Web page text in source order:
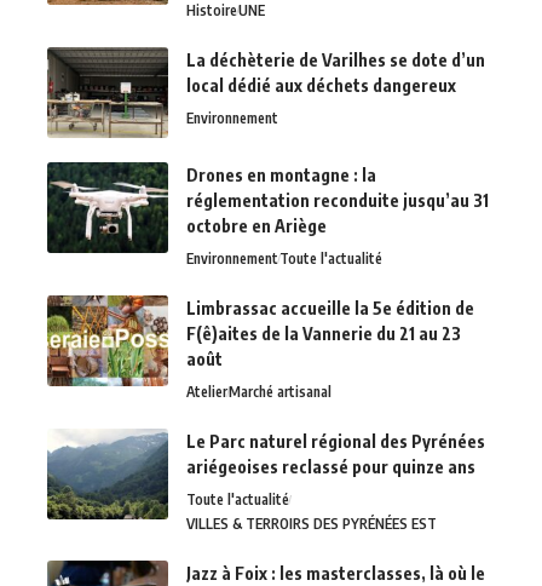
HistoireUNE
La déchèterie de Varilhes se dote d’un
local dédié aux déchets dangereux
Environnement
Drones en montagne : la
réglementation reconduite jusqu’au 31
octobre en Ariège
EnvironnementToute l'actualité
Limbrassac accueille la 5e édition de
F(ê)aites de la Vannerie du 21 au 23
août
AtelierMarché artisanal
Le Parc naturel régional des Pyrénées
ariégeoises reclassé pour quinze ans
Toute l'actualité
VILLES & TERROIRS DES PYRÉNÉES EST
Jazz à Foix : les masterclasses, là où le